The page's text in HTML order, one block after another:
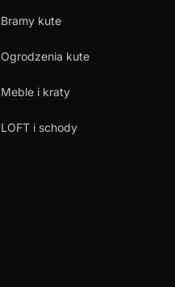
Bramy kute
Ogrodzenia kute
Meble i kraty
LOFT i schody